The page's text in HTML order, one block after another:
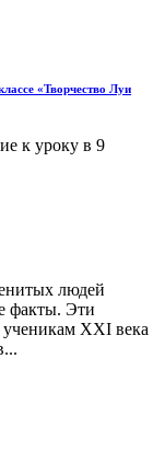
«Творчество Луи
к уроку в 9
людей
факты. Эти
XXI века